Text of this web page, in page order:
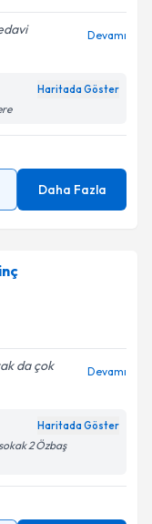
Devamı
Haritada Göster
Daha Fazla
da çok
Devamı
Haritada Göster
2 Özbaş